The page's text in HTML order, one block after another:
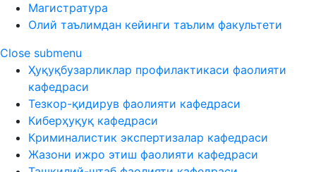
Магистратура
Олий таълимдан кейинги таълим факультети
Close submenu
Ҳуқуқбузарликлар профилактикаси фаолияти
кафедраси
Тезкор-қидирув фаолияти кафедраси
Киберҳуқуқ кафедраси
Криминалистик экспертизалар кафедраси
Жазони ижро этиш фаолияти кафедраси